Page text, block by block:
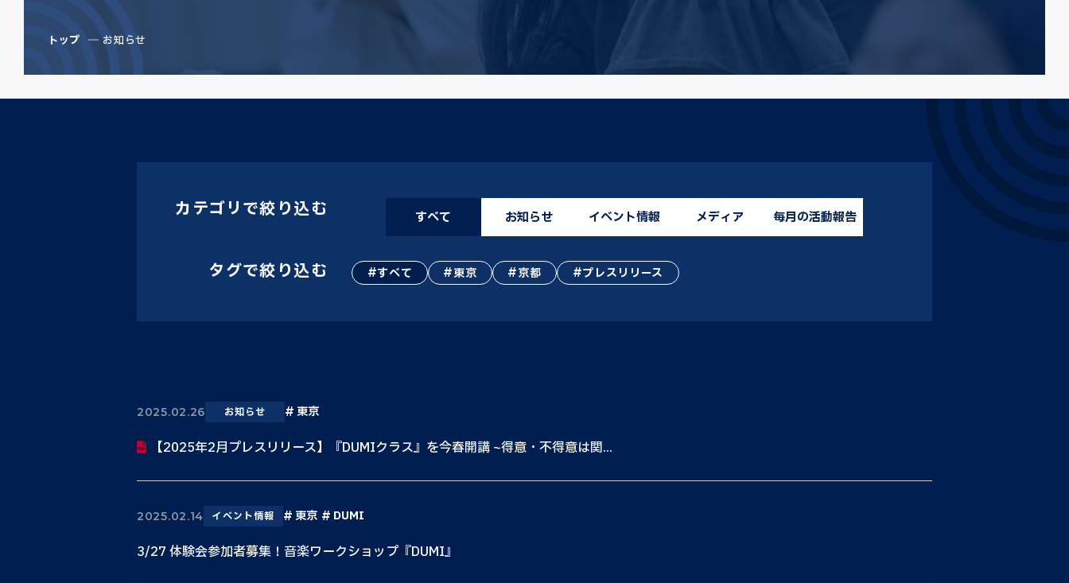
トップ お知らせ
カテゴリで絞り込む すべて お知らせ イベント情報 メディア 毎月の活動報告
タグで絞り込む すべて 東京 京都 プレスリリース
2025.02.26 お知らせ 東京
【2025年2月プレスリリース】『DUMIクラス』を今春開講 ~得意・不得意は関...
2025.02.14 イベント情報 東京 DUMI
3/27 体験会参加者募集！音楽ワークショップ『DUMI』